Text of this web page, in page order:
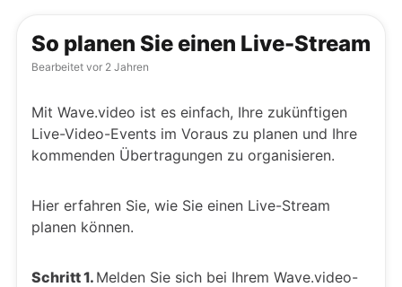
So planen Sie einen Live-Stream
Bearbeitet vor 2 Jahren
Mit Wave.video ist es einfach, Ihre zukünftigen
Live-Video-Events im Voraus zu planen und Ihre
kommenden Übertragungen zu organisieren.
Hier erfahren Sie, wie Sie einen Live-Stream
planen können.
Schritt 1. Melden Sie sich bei Ihrem Wave.video-